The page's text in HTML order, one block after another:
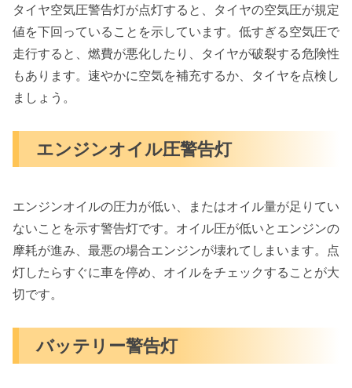
タイヤ空気圧警告灯が点灯すると、タイヤの空気圧が規定
値を下回っていることを示しています。低すぎる空気圧で
走行すると、燃費が悪化したり、タイヤが破裂する危険性
もあります。速やかに空気を補充するか、タイヤを点検し
ましょう。
エンジンオイル圧警告灯
エンジンオイルの圧力が低い、またはオイル量が足りてい
ないことを示す警告灯です。オイル圧が低いとエンジンの
摩耗が進み、最悪の場合エンジンが壊れてしまいます。点
灯したらすぐに車を停め、オイルをチェックすることが大
切です。
バッテリー警告灯